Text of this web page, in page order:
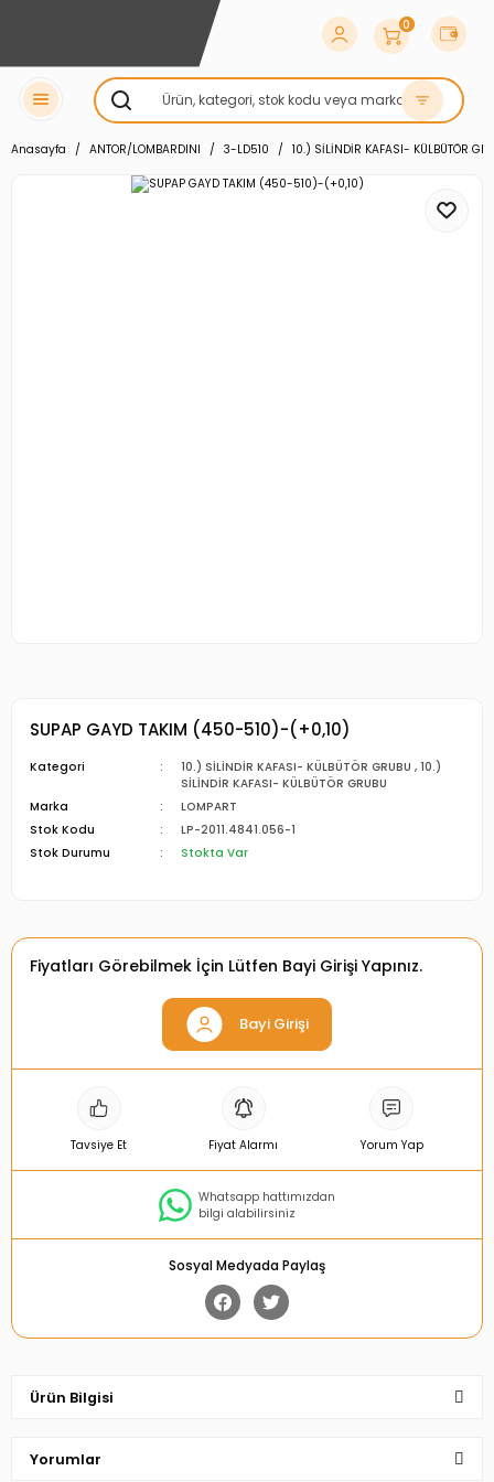
0
Anasayfa ANTOR/LOMBARDINI 3-LD510 10.) SİLİNDİR KAFASI- KÜLBÜTÖR
SUPAP GAYD TAKIM (450-510)-(+0,10)
Kategori 10.) SİLİNDİR KAFASI- KÜLBÜTÖR GRUBU ,10.)
SİLİNDİR KAFASI- KÜLBÜTÖR GRUBU
Marka
LOMPART
Stok Kodu
LP-2011.4841.056-1
Stok Durumu
Stokta Var
Fiyatları Görebilmek İçin Lütfen Bayi Girişi Yapınız.
Bayi Girişi
Tavsiye Et Fiyat Alarmı Yorum Yap
Whatsapp hattımızdan
bilgi alabilirsiniz
Sosyal Medyada Paylaş
Ürün Bilgisi
Yorumlar